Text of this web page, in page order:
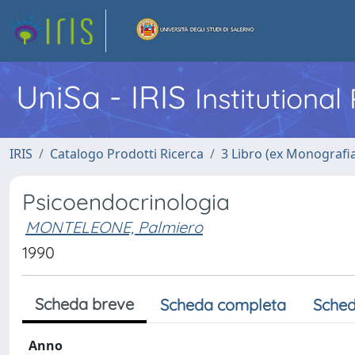
UniSa - IRIS Institutional
IRIS Catalogo Prodotti Ricerca 3 Libro (ex
Psicoendocrinologia
MONTELEONE, Palmiero
1990
Scheda breve Scheda completa
Anno